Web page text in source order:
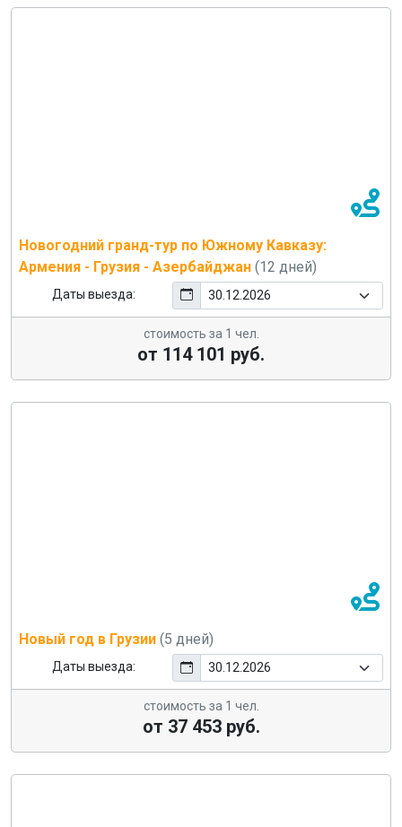
Новогодний гранд-тур по Южному Кавказу:
Армения - Грузия - Азербайджан (12 дней)
Даты выезда:
стоимость за 1 чел.
от 114 101 руб.
Новый год в Грузии (5 дней)
Даты выезда:
стоимость за 1 чел.
от 37 453 руб.